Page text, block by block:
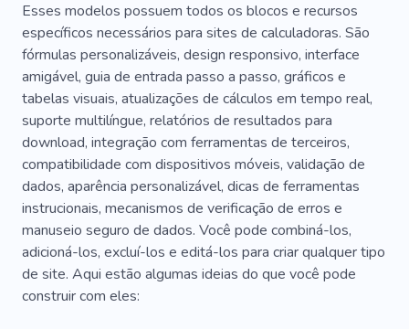
Informação
Instruções
Semente
Discussão
Off-line
Estratégia
Segurança
Treinamento
Desenvolvimento Web
Aniversário
Desempenho
Despedida De Solteiro
Alegrar
Sala Fogos De Artifício
Feriado
Palmas Estádio
Recepção
Academia
Acidente
Acessórios
Esses modelos possuem todos os blocos e recursos
específicos necessários para sites de calculadoras. São
fórmulas personalizáveis, design responsivo, interface
amigável, guia de entrada passo a passo, gráficos e
tabelas visuais, atualizações de cálculos em tempo real,
suporte multilíngue, relatórios de resultados para
download, integração com ferramentas de terceiros,
compatibilidade com dispositivos móveis, validação de
dados, aparência personalizável, dicas de ferramentas
instrucionais, mecanismos de verificação de erros e
manuseio seguro de dados. Você pode combiná-los,
adicioná-los, excluí-los e editá-los para criar qualquer tipo
de site. Aqui estão algumas ideias do que você pode
construir com eles: